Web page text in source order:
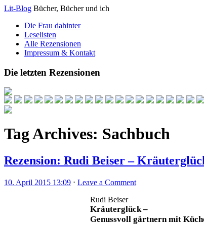
Lit-Blog Bücher, Bücher und ich
Die Frau dahinter
Leselisten
Alle Rezensionen
Impressum & Kontakt
Die letzten Rezensionen
Tag Archives: Sachbuch
Rezension: Rudi Beiser –
10. April 2015 13:09 ⋅ Leave a Comment
Rudi Beiser
Kräuterglück –
Genussvoll gärtnern mit